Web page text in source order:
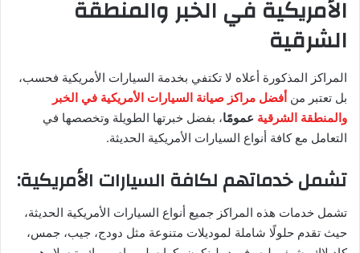
الأمريكية في الخبر والمنطقة
الشرقية
المراكز المذكورة أعلاه لا تكتفي بخدمة السيارات الأمريكية فحسب،
بل تعتبر من أفضل مراكز صيانة السيارات الأمريكية في الخبر
والمنطقة الشرقية عمومًا، بفضل خبرتها الطويلة وتخصصها في
التعامل مع كافة أنواع السيارات الأمريكية الحديثة.
تشمل خدماتهم لكافة السيارات الأمريكية:
تشمل خدمات هذه المراكز جميع أنواع السيارات الأمريكية الحديثة،
حيث تقدم حلولًا شاملة لموديلات متنوعة مثل دودج، جيب، جمس،